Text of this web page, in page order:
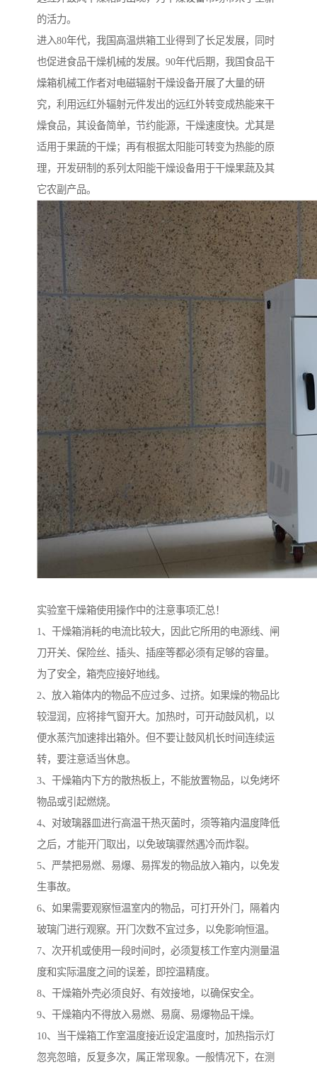
的活力。
进入80年代，我国高温烘箱工业得到了长足发展，同时
也促进食品干燥机械的发展。90年代后期，我国食品干
燥箱机械工作者对电磁辐射干燥设备开展了大量的研
究，利用远红外辐射元件发出的远红外转变成热能来干
燥食品，其设备简单，节约能源，干燥速度快。尤其是
适用于果蔬的干燥；再有根据太阳能可转变为热能的原
理，开发研制的系列太阳能干燥设备用于干燥果蔬及其
它农副产品。
实验室干燥箱使用操作中的注意事项汇总！
1、干燥箱消耗的电流比较大，因此它所用的电源线、闸
刀开关、保险丝、插头、插座等都必须有足够的容量。
为了安全，箱壳应接好地线。
2、放入箱体内的物品不应过多、过挤。如果燥的物品比
较湿润，应将排气窗开大。加热时，可开动鼓风机，以
便水蒸汽加速排出箱外。但不要让鼓风机长时间连续运
转，要注意适当休息。
3、干燥箱内下方的散热板上，不能放置物品，以免烤坏
物品或引起燃烧。
4、对玻璃器皿进行高温干热灭菌时，须等箱内温度降低
之后，才能开门取出，以免玻璃骤然遇冷而炸裂。
5、严禁把易燃、易爆、易挥发的物品放入箱内，以免发
生事故。
6、如果需要观察恒温室内的物品，可打开外门，隔着内
玻璃门进行观察。开门次数不宜过多，以免影响恒温。
7、次开机或使用一段时间时，必须复核工作室内测量温
度和实际温度之间的误差，即控温精度。
8、干燥箱外壳必须良好、有效接地，以确保安全。
9、干燥箱内不得放入易燃、易腐、易爆物品干燥。
10、当干燥箱工作室温度接近设定温度时，加热指示灯
忽亮忽暗，反复多次，属正常现象。一般情况下，在测